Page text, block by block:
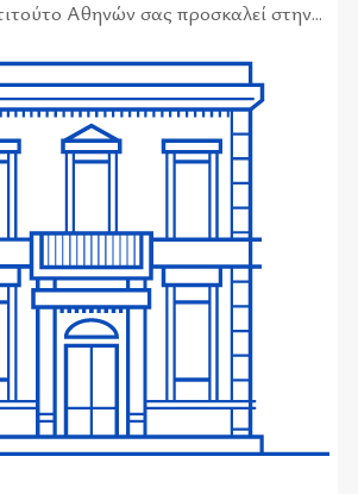
Αθη­νών σας προ­σκα­λεί στην...